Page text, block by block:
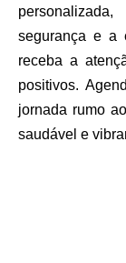
segurança e a
receba a
positivos.
jornada rumo
saudável e